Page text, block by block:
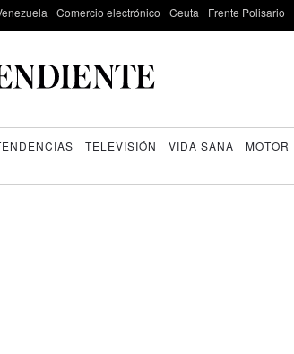
Comercio electrónico Ceuta Frente Polisario
TELEVISIÓN VIDA SANA MOTOR